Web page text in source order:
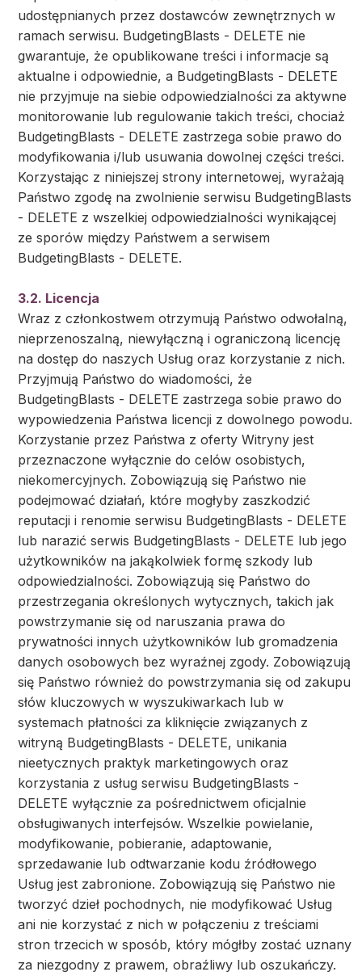
udostępnianych przez dostawców zewnętrznych w
ramach serwisu. BudgetingBlasts - DELETE nie
gwarantuje, że opublikowane treści i informacje są
aktualne i odpowiednie, a BudgetingBlasts - DELETE
nie przyjmuje na siebie odpowiedzialności za aktywne
monitorowanie lub regulowanie takich treści, chociaż
BudgetingBlasts - DELETE zastrzega sobie prawo do
modyfikowania i/lub usuwania dowolnej części treści.
Korzystając z niniejszej strony internetowej, wyrażają
Państwo zgodę na zwolnienie serwisu BudgetingBlasts
- DELETE z wszelkiej odpowiedzialności wynikającej
ze sporów między Państwem a serwisem
BudgetingBlasts - DELETE.
3.2. Licencja
Wraz z członkostwem otrzymują Państwo odwołalną,
nieprzenoszalną, niewyłączną i ograniczoną licencję
na dostęp do naszych Usług oraz korzystanie z nich.
Przyjmują Państwo do wiadomości, że
BudgetingBlasts - DELETE zastrzega sobie prawo do
wypowiedzenia Państwa licencji z dowolnego powodu.
Korzystanie przez Państwa z oferty Witryny jest
przeznaczone wyłącznie do celów osobistych,
niekomercyjnych. Zobowiązują się Państwo nie
podejmować działań, które mogłyby zaszkodzić
reputacji i renomie serwisu BudgetingBlasts - DELETE
lub narazić serwis BudgetingBlasts - DELETE lub jego
użytkowników na jakąkolwiek formę szkody lub
odpowiedzialności. Zobowiązują się Państwo do
przestrzegania określonych wytycznych, takich jak
powstrzymanie się od naruszania prawa do
prywatności innych użytkowników lub gromadzenia
danych osobowych bez wyraźnej zgody. Zobowiązują
się Państwo również do powstrzymania się od zakupu
słów kluczowych w wyszukiwarkach lub w
systemach płatności za kliknięcie związanych z
witryną BudgetingBlasts - DELETE, unikania
nieetycznych praktyk marketingowych oraz
korzystania z usług serwisu BudgetingBlasts -
DELETE wyłącznie za pośrednictwem oficjalnie
obsługiwanych interfejsów. Wszelkie powielanie,
modyfikowanie, pobieranie, adaptowanie,
sprzedawanie lub odtwarzanie kodu źródłowego
Usług jest zabronione. Zobowiązują się Państwo nie
tworzyć dzieł pochodnych, nie modyfikować Usług
ani nie korzystać z nich w połączeniu z treściami
stron trzecich w sposób, który mógłby zostać uznany
za niezgodny z prawem, obraźliwy lub oszukańczy.